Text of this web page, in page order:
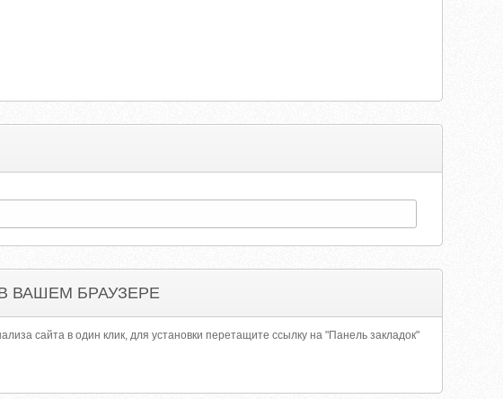
ВАШЕМ БРАУЗЕРЕ
сайта в один клик, для установки перетащите ссылку на "Панель закладок"